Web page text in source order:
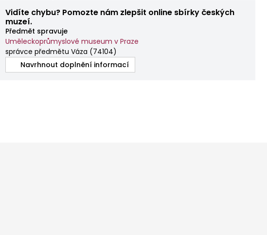
Vidíte chybu? Pomozte nám zlepšit online sbírky českých
muzeí.
Předmět spravuje
Uměleckoprůmyslové museum v Praze
správce předmětu Váza (74104)
Navrhnout doplnění informací